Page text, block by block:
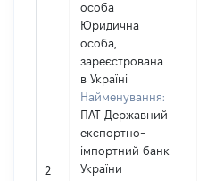
2
особа
Юридична
особа,
зареєстрована
в Україні
Найменування:
ПАТ Державний
експортно-
імпортний банк
України